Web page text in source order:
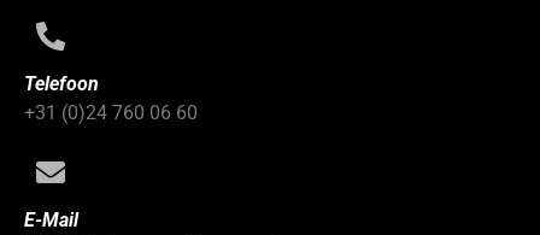
Telefoon
+31 (0)24 760 06 60
E-Mail